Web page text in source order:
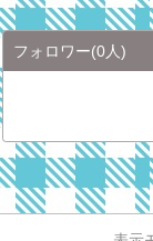
フォロワー(0人)